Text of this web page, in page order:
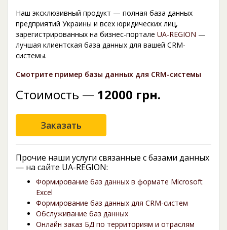
Наш эксклюзивный продукт — полная база данных
предприятий Украины и всех юридических лиц,
зарегистрированных на бизнес-портале UA-REGION —
лучшая клиентская база данных для вашей CRM-
системы.
Смотрите пример базы данных для CRM-системы
Стоимость — 12000 грн.
Прочие наши услуги связанные с базами данных
— на сайте UA-REGION:
Формирование баз данных в формате Microsoft
Excel
Формирование баз данных для CRM-систем
Обслуживание баз данных
Онлайн заказ БД по территориям и отраслям